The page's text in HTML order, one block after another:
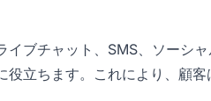
ブチャット、SMS、ソーシ
立ちます。これにより、顧